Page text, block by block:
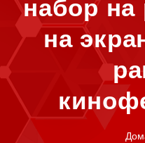
набор на
на